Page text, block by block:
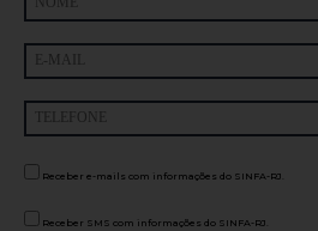
Receber e-mails com informações do SINFA-RJ.
Receber SMS com informações do SINFA-RJ.